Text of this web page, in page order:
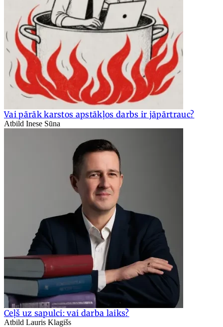
Vai pārāk karstos apstākļos darbs ir jāpārtrauc?
Atbild Inese Sūna
Ceļš uz sapulci: vai darba laiks?
Atbild Lauris Klagišs